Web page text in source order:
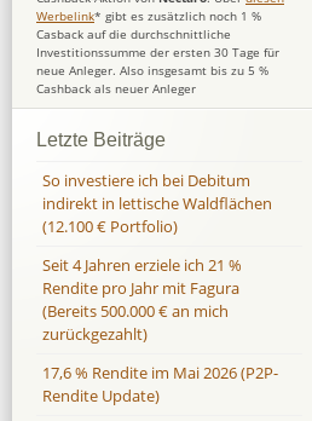
Werbelink* gibt es zusätzlich noch 1 %
Casback auf die durchschnittliche
Investitionssumme der ersten 30 Tage für
neue Anleger. Also insgesamt bis zu 5 %
Cashback als neuer Anleger
Letzte Beiträge
So investiere ich bei Debitum
indirekt in lettische Waldflächen
(12.100 € Portfolio)
Seit 4 Jahren erziele ich 21 %
Rendite pro Jahr mit Fagura
(Bereits 500.000 € an mich
zurückgezahlt)
17,6 % Rendite im Mai 2026 (P2P-
Rendite Update)